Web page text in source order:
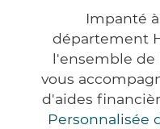
Impanté
département
l'ensemble de
vous
d'aides
Personnalisée